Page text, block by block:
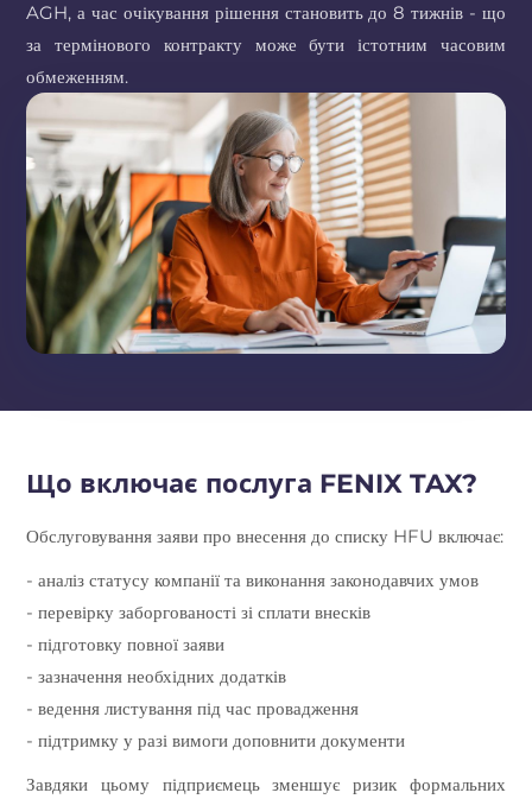
AGH, а час очікування рішення становить до 8 тижнів - що
за термінового контракту може бути істотним часовим
обмеженням.
Що включає послуга FENIX TAX?
Обслуговування заяви про внесення до списку HFU включає:
- аналіз статусу компанії та виконання законодавчих умов
- перевірку заборгованості зі сплати внесків
- підготовку повної заяви
- зазначення необхідних додатків
- ведення листування під час провадження
- підтримку у разі вимоги доповнити документи
Завдяки цьому підприємець зменшує ризик формальних